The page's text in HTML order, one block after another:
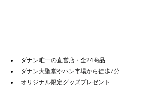
ダナン唯一の直営店・全24商品
ダナン大聖堂やハン市場から徒歩7分
オリジナル限定グッズプレゼント